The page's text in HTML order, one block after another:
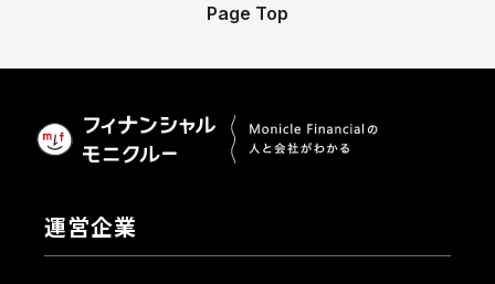
Page Top
運営企業